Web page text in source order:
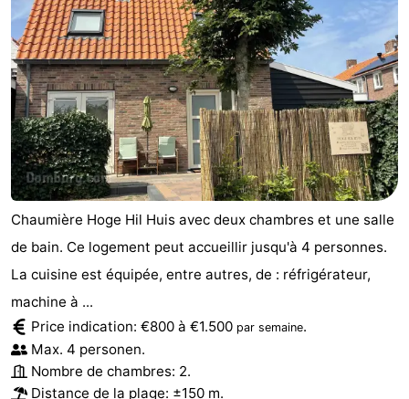
Chaumière Hoge Hil Huis avec deux chambres et une salle
de bain. Ce logement peut accueillir jusqu'à 4 personnes.
La cuisine est équipée, entre autres, de : réfrigérateur,
machine à ...
Price indication: €800 à €1.500 par semaine.
Max. 4 personen.
Nombre de chambres: 2.
Distance de la plage: ±150 m.